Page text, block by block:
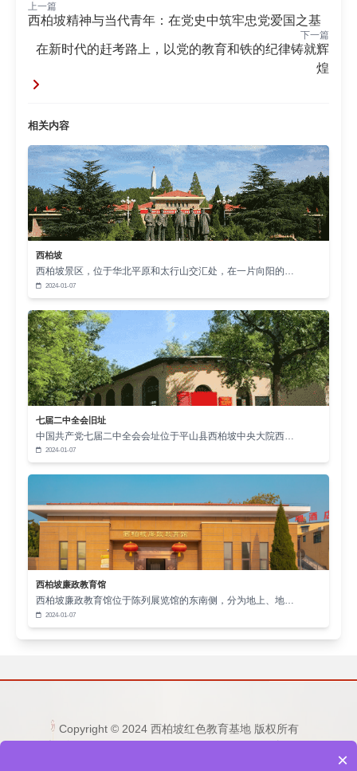
地担当起自己的责任，积极主动地去迎接生活中的每
一次考验。他们用西柏坡精神激励大学生们奋发图
强，不畏艰辛，为了实现自己的梦想和国家的发展而
努力拼搏。在思政课教师的引导下，大学生们逐渐领
在人生的道路上披荆斩棘，取得成功，才能为国家和
社会贡献出自己的力量。
与此同时，思政课教师还十分注重培养大学生的
实践能力。他们精心策划各种社会实践活动，如组织
学生参观革命遗址、参与志愿服务、开展调研等。让
学生们在实践中亲身感受西柏坡精神的强大力量，体
会到先辈们为了理想和信念所付出的艰辛努力。在这
些实践活动中，大学生们对西柏坡精神有了更深刻的
理解，也更加坚定了践行这种精神的决心。他们在实
践中不断磨砺自己，提升自身的能力和素质，为将来
走向社会、服务人民做好充分的准备。他们以实际行
动诠释着西柏坡精神，用自己的努力和汗水，在新时
代的征程中书写着属于自己的辉煌篇章。
以西柏坡为灯塔，思政课教师如领航的舵手，引
智慧和热情，点燃了大学生心中的理想之火；他们用
自己的言传身教，诠释了西柏坡精神的真谛。在他们
的影响下，大学生们树立了正确的价值观，培养了高
尚的品德，提升了自身的素养。他们将西柏坡精神内
化为自己的精神力量，在学习和生活中不断努力，追
求卓越。他们以实际行动践行着西柏坡精神，为实现
中华民族伟大复兴的中国梦而不懈奋斗。
精神，让它在思政课教师的引领下，激励更多的大学
福安康而奋勇拼搏。让西柏坡这座灯塔永远闪耀，照
上一篇
西柏坡精神与当代青年：在党史中筑牢忠党爱国之基
下一篇
在新时代的赶考路上，以党的教育和铁的纪律铸就辉
煌
相关内容
西柏坡
西柏坡景区，位于华北平原和太行山交汇处，在一片向阳的…
2024-01-07
七届二中全会旧址
中国共产党七届二中全会会址位于平山县西柏坡中央大院西…
2024-01-07
西柏坡廉政教育馆
西柏坡廉政教育馆位于陈列展览馆的东南侧，分为地上、地…
2024-01-07
Copyright © 2024 西柏坡红色教育基地 版权所有
×